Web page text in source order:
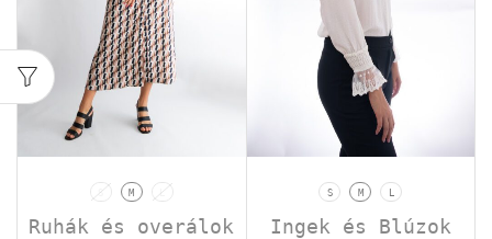
S M L
Ruhák és overálok
S M L
Ingek és Blúzok